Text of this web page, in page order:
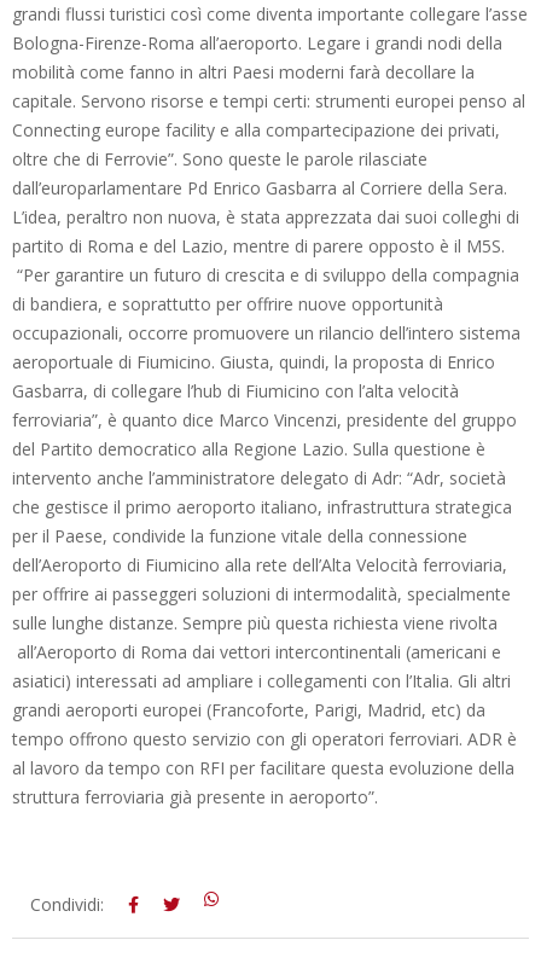
grandi flussi turistici così come diventa importante collegare l’asse
Bologna-Firenze-Roma all’aeroporto. Legare i grandi nodi della
mobilità come fanno in altri Paesi moderni farà decollare la
capitale. Servono risorse e tempi certi: strumenti europei penso al
Connecting europe facility e alla compartecipazione dei privati,
oltre che di Ferrovie”. Sono queste le parole rilasciate
dall’europarlamentare Pd Enrico Gasbarra al Corriere della Sera.
L’idea, peraltro non nuova, è stata apprezzata dai suoi colleghi di
partito di Roma e del Lazio, mentre di parere opposto è il M5S.
“Per garantire un futuro di crescita e di sviluppo della compagnia
di bandiera, e soprattutto per offrire nuove opportunità
occupazionali, occorre promuovere un rilancio dell’intero sistema
aeroportuale di Fiumicino. Giusta, quindi, la proposta di Enrico
Gasbarra, di collegare l’hub di Fiumicino con l’alta velocità
ferroviaria”, è quanto dice Marco Vincenzi, presidente del gruppo
del Partito democratico alla Regione Lazio. Sulla questione è
intervento anche l’amministratore delegato di Adr: “Adr, società
che gestisce il primo aeroporto italiano, infrastruttura strategica
per il Paese, condivide la funzione vitale della connessione
dell’Aeroporto di Fiumicino alla rete dell’Alta Velocità ferroviaria,
per offrire ai passeggeri soluzioni di intermodalità, specialmente
sulle lunghe distanze. Sempre più questa richiesta viene rivolta
all’Aeroporto di Roma dai vettori intercontinentali (americani e
asiatici) interessati ad ampliare i collegamenti con l’Italia. Gli altri
grandi aeroporti europei (Francoforte, Parigi, Madrid, etc) da
tempo offrono questo servizio con gli operatori ferroviari. ADR è
al lavoro da tempo con RFI per facilitare questa evoluzione della
struttura ferroviaria già presente in aeroporto”.
2014-
Condividi: